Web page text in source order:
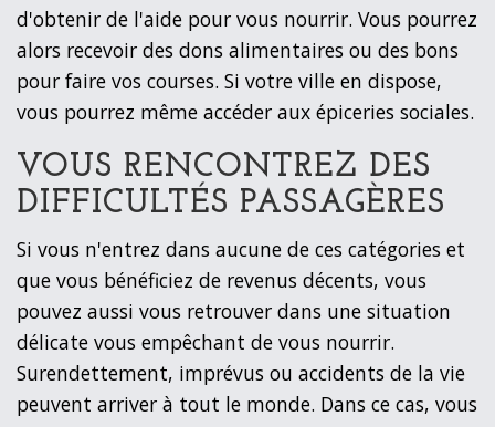
d'obtenir de l'aide pour vous nourrir. Vous pourrez
alors recevoir des dons alimentaires ou des bons
pour faire vos courses. Si votre ville en dispose,
vous pourrez même accéder aux épiceries sociales.
VOUS RENCONTREZ DES
DIFFICULTÉS PASSAGÈRES
Si vous n'entrez dans aucune de ces catégories et
que vous bénéficiez de revenus décents, vous
pouvez aussi vous retrouver dans une situation
délicate vous empêchant de vous nourrir.
Surendettement, imprévus ou accidents de la vie
peuvent arriver à tout le monde. Dans ce cas, vous